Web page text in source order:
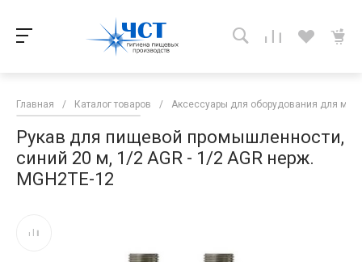
Главная / Каталог товаров / Аксессуары для оборудования для
Рукав для пищевой промышленности,
синий 20 м, 1/2 AGR - 1/2 AGR нерж.
MGH2TE-12